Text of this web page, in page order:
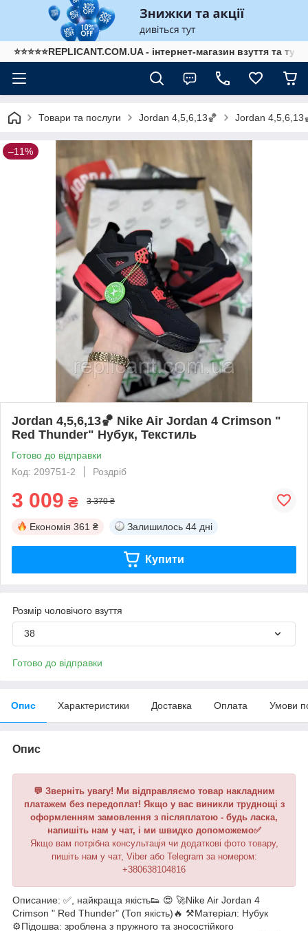
⭐⭐⭐⭐⭐REPLICANT.COM.UA - інтернет-магазин взуття та
Товари та послуги Jordan 4,5,6,13🏀 Jordan
–11%
Jordan 4,5,6,13🏀 Nike Air Jordan 4 Сrimson "
Red Thunder" Нубук, Текстиль
Готово до відправки
Код: 209751-2
Роздріб
3 009 ₴ 3 370 ₴
Економія 361 ₴ Залишилось 44 дні
Купити
Розмір чоловічого взуття
38
Готово до відправки
Опис Характеристики Доставка Оплата Умови
Опис
💬 Зверніть увагу! Ми відправляємо товар накладним
платажем без передоплат! Якщо у вас виникли труднощі з
оформленням замовлення з післяплатою - будь ласка,
напишіть нам у чат, і ми швидко допоможемо✅
Якщо вам потрібна консультація чи додаткові фото товару,
пишіть нам у чат, Viber або Telegram за номером:
+380638104816
Описание: ✅, найкраща якість👟 😍 🚀Nike Air Jordan 4
Сrimson " Red Thunder" (Топ якість)🔥 ⚒️Матеріал: Нубук
⚙️Підошва: зроблена з пружного та зносостійкого